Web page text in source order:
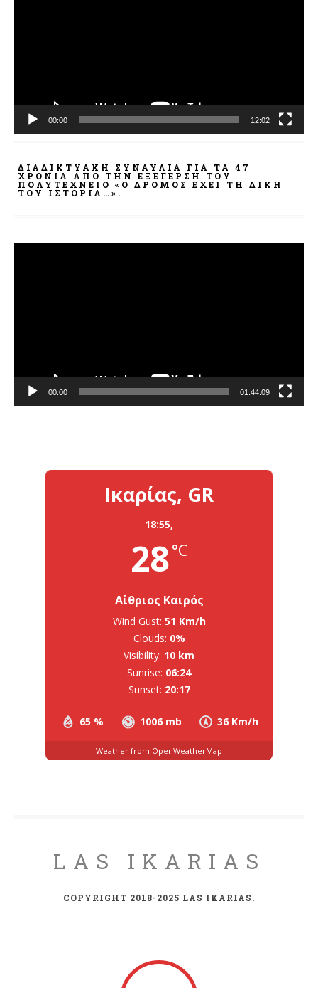
00:00 12:02
ΔΙΑΔΙΚΤΥΑΚΉ ΣΥΝΑΥΛΊΑ ΓΙΑ ΤΑ 47
ΧΡΌΝΙΑ ΑΠΌ ΤΗΝ ΕΞΈΓΕΡΣΗ ΤΟΥ
ΠΟΛΥΤΕΧΝΕΊΟ «Ο ΔΡΌΜΟΣ ΈΧΕΙ ΤΗ ΔΙΚΉ
ΤΟΥ ΙΣΤΟΡΊΑ…».
00:00 01:44:09
Ικαρίας, GR
18:55,
28°C
Αίθριος Καιρός
65 % 1006 mb 36 Km/h
Wind Gust: 51 Km/h
Clouds: 0%
Visibility: 10 km
Sunrise: 06:24
Sunset: 20:17
Weather from OpenWeatherMap
LAS IKARIAS
COPYRIGHT 2018-2025 LAS IKARIAS.